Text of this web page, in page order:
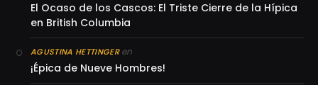
El Ocaso de los Cascos: El Triste Cierre de la Hípica
en British Columbia
AGUSTINA HETTINGERen
¡Épica de Nueve Hombres!